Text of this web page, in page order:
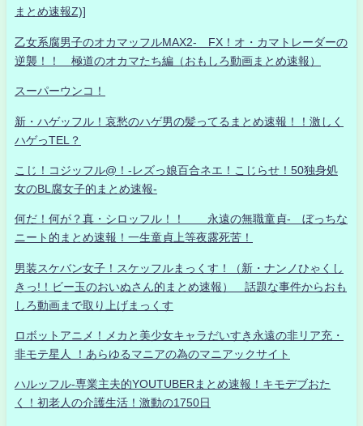
まとめ速報Z)]
乙女系腐男子のオカマッフルMAX2- FX！オ・カマトレーダーの
逆襲！！ 極道のオカマたち編（おもしろ動画まとめ速報）
スーパーウンコ！
新・ハゲッフル！哀愁のハゲ男の髪ってるまとめ速報！！激しく
ハゲっTEL？
こじ！コジッフル@！-レズっ娘百合ネエ！こじらせ！50独身処
女のBL腐女子的まとめ速報-
何だ！何が？真・シロッフル！！ 永遠の無職童貞- ぼっちな
ニート的まとめ速報！一生童貞上等夜露死苦！
男装スケバン女子！スケッフルまっくす！（新・ナンノひゃくし
きっ!！ビー玉のおいぬさん的まとめ速報） 話題な事件からおも
しろ動画まで取り上げまっくす
ロボットアニメ！メカと美少女キャラだいすき永遠の非リア充・
非モテ星人 ！あらゆるマニアの為のマニアックサイト
ハルッフル-専業主夫的YOUTUBERまとめ速報！キモデブおた
く！初老人の介護生活！激動の1750日